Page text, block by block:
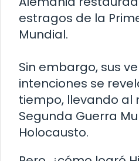
estragos de la
Mundial.
Sin embargo, sus
intenciones se
tiempo, llevando al
Segunda Guerra
Holocausto.